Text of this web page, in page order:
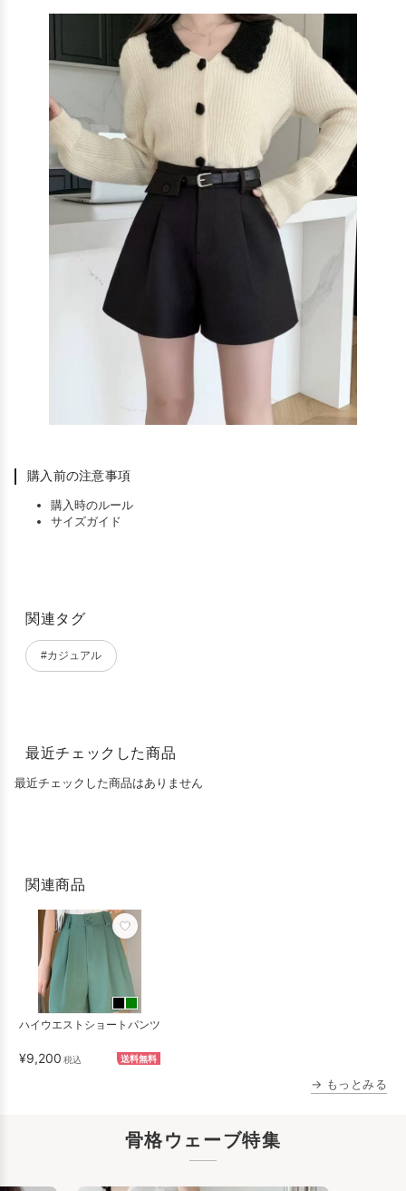
購入前の注意事項
購入時のルール
サイズガイド
関連タグ
#カジュアル
最近チェックした商品
最近チェックした商品はありません
関連商品
ハイウエストショートパンツ
¥9,200 税込 送料無料
→ もっとみる
骨格ウェーブ特集